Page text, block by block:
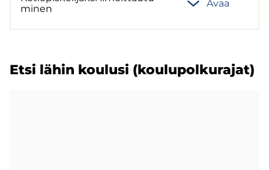
mi­nen
Avaa
Etsi lähin kou­lusi (kou­lu­pol­ku­ra­jat)